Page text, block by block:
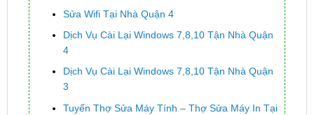
Sửa Wifi Tại Nhà Quận 4
Dịch Vụ Cài Lại Windows 7,8,10 Tận Nhà Quận
4
Dịch Vụ Cài Lại Windows 7,8,10 Tận Nhà Quận
3
Tuyển Thợ Sửa Máy Tính – Thợ Sửa Máy In Tại